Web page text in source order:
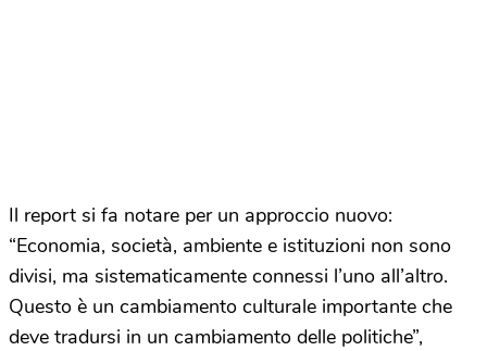
Il report si fa notare per un approccio nuovo:
“Economia, società, ambiente e istituzioni non sono
divisi, ma sistematicamente connessi l’uno all’altro.
Questo è un cambiamento culturale importante che
deve tradursi in un cambiamento delle politiche”,